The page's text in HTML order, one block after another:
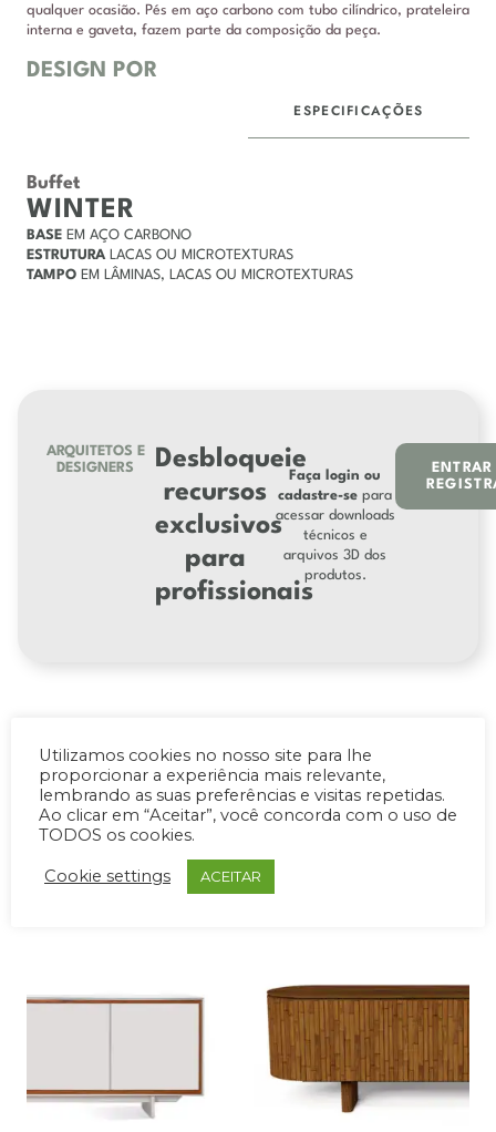
qualquer ocasião. Pés em aço carbono com tubo cilíndrico, prateleira
interna e gaveta, fazem parte da composição da peça.
DESIGN POR
ESPECIFICAÇÕES
Buffet
WINTER
BASE EM AÇO CARBONO
ESTRUTURA LACAS OU MICROTEXTURAS
TAMPO EM LÂMINAS, LACAS OU MICROTEXTURAS
ARQUITETOS E
DESIGNERS
Desbloqueie
recursos
exclusivos
para
profissionais
Faça login ou
cadastre-se para
acessar downloads
técnicos e
arquivos 3D dos
produtos.
PRODUTOS RELACIONADOS
Utilizamos cookies no nosso site para lhe
proporcionar a experiência mais relevante,
lembrando as suas preferências e visitas repetidas.
Ao clicar em “Aceitar”, você concorda com o uso de
TODOS os cookies.
Cookie settings ACEITAR